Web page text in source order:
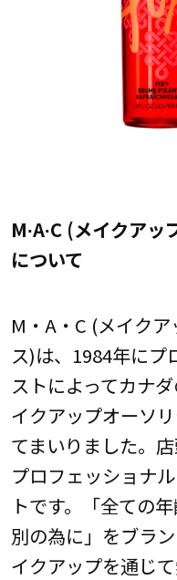
M∙A∙C (メイクア
について
M・A・C (メイク
ス)は、1984年にプ
ストによってカナ
イクアップオーソ
てまいりました。
プロフェッショナ
トです。「全ての
別の為に」をブラ
イクアップを通じ